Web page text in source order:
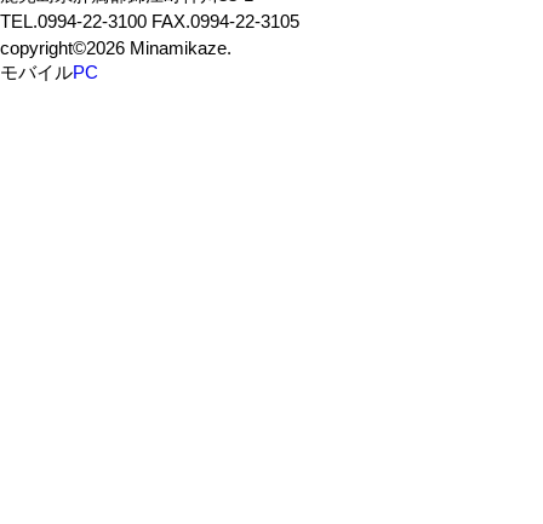
TEL.0994-22-3100 FAX.0994-22-3105
copyright©2026 Minamikaze.
モバイルPC